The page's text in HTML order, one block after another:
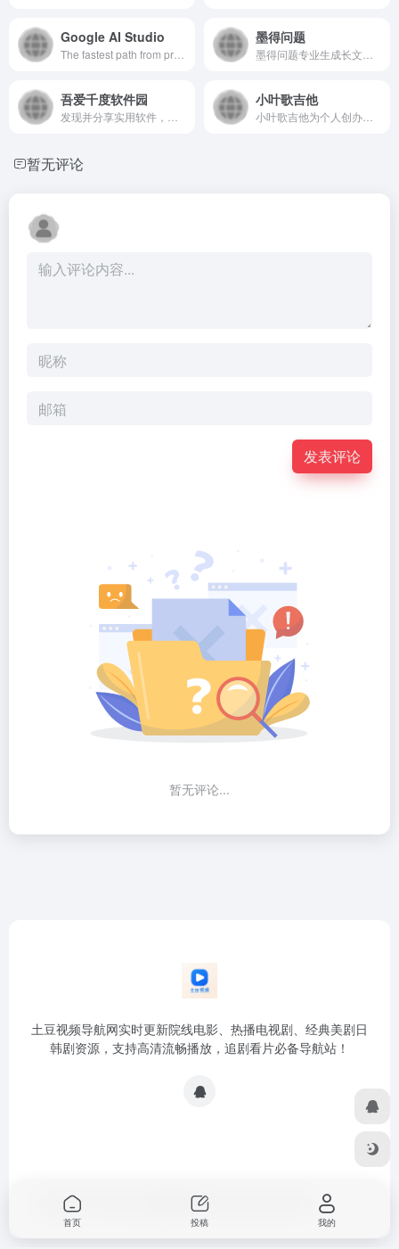
Google AI Studio 墨得问题
吾爱千度软件园 小叶歌吉他
暂无评论
发表评论
暂无评论...
土豆视频导航网实时更新院线电影、热播电视剧、经典美剧日
韩剧资源，支持高清流畅播放，追剧看片必备导航站！
Copyright © 2026 土豆视频导航网浙ICP备2024076937号
首页 投稿 我的